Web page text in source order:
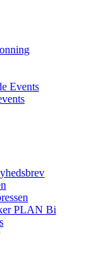
Events
PLAN Bi